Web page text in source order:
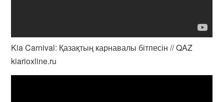
Kia Carnival: Қазақтың карнавалы бітпесін // QAZ
kiarioxline.ru